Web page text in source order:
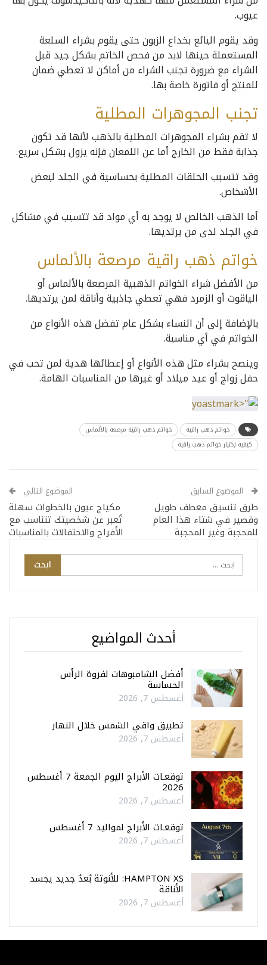
عيوب.
وقد يقوم البائع بخداع الزبون حتى يقوم بشراء السلعة
المستعملة حينها لابد من فحص الخاتم بشكل جيد قبل
الشراء مع ضرورة تجنب الشراء من أماكن لا تعطي ضمان
للمنتج أو فاتورة خاصة بها.
تجنب المجوهرات المطلية
لا تقم بشراء المجوهرات المطلية بالذهب لأنها قد تكون
جذابة فقط من الخارج أما عن اللمعان فإنه يزول بشكل سريع.
وقد تتسبب الحلقات المطلية بحساسية في الجلد لبعض
الأشخاص.
أما الذهب الخالص لا يوجد به أي مواد قد تتسبب في مشاكل
في الجلد لدى من يرتديها.
خواتم ذهب راقية مرصعة بالألماس
من الأفضل شراء الخواتم الذهبية المرصعة بالألماس أو
الياقوت أو الزمرد فهي تعطي جاذبية وأناقة لمن يرتديها.
بالإضافة إلى أن النساء بشكل عام تفضل هذه الأنواع من
الخواتم في أي مناسبة.
وينصح بشراء مثل هذه الأنواع أو إعطائها هدية لمن تحب في
حفل زواج أو عيد ميلاد أو غيرها من المناسبات الهامة.
خواتم ذهب راقية
خواتم ذهب راقية مرصعة بالألماس
كيفية إختيار خواتم ذهب راقية
الموضوع السابق
طرق تنسيق معطف طويل
وقصير في شتاء هذا العام
للمحجبة وغير المحجبة
الموضوع التالي
مكياج عيون بالخطوات سهلة
تُعبر عن شخصيتك تتناسب مع
الأفراح والاحتفالات بالمناسبات
أحدث المواضيع
أفضل الشامبوهات لفروة الرأس
الحساسة
أغسطس 7, 2026
تطبيق واقي الشمس خلال النهار
أغسطس 7, 2026
توقعـات الأبراج اليوم الجمعة 7 أغسطس
2026
أغسطس 7, 2026
توقعـات الأبراج لمواليد 7 أغسطس
أغسطس 7, 2026
HAMPTON XS: للأنوثة بُعدٌ جديد يجسد
الأناقة
أغسطس 7, 2026